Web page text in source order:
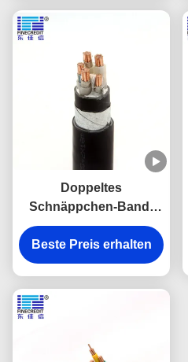
Doppeltes
Schnäppchen-Band-
gepanzertes Kern-Kabel
YJV22 YJLV mehradrig
Beste Preis erhalten